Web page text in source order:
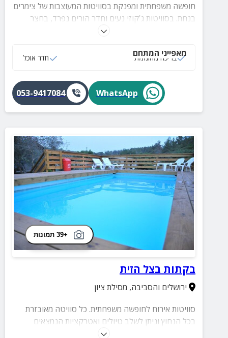
חופשה משפחתית ומפנקת בסוויטות המעוצבות של צימרים
בנחת. בסוויטות ג'קוזי נעים וחדר הורים נפרד, בחצר
מאפייני המתחם
בריכה מחוממת חדר אוכל
WhatsApp
053-9417084
+39 תמונות
בקתות בצל הזית
ירושלים והסביבה, מסילת ציון
סוויטות אירוח לחופשה משפחתית. כל סוויטה מאובזרת
בכל הנחוץ וניתן לשלב טיולים ואטרקציות הנמצאים